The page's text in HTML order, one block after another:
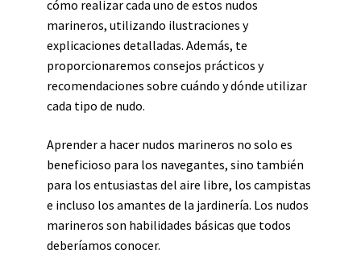
cómo realizar cada uno de estos nudos
marineros, utilizando ilustraciones y
explicaciones detalladas. Además, te
proporcionaremos consejos prácticos y
recomendaciones sobre cuándo y dónde utilizar
cada tipo de nudo.
Aprender a hacer nudos marineros no solo es
beneficioso para los navegantes, sino también
para los entusiastas del aire libre, los campistas
e incluso los amantes de la jardinería. Los nudos
marineros son habilidades básicas que todos
deberíamos conocer.